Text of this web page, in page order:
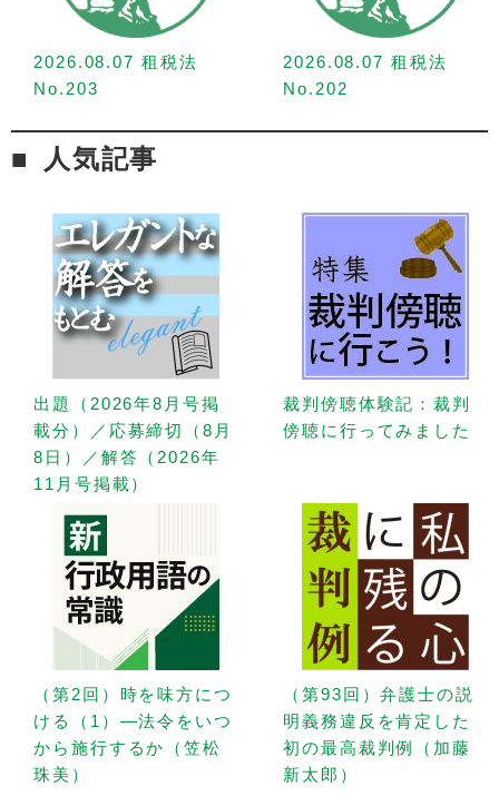
2026.08.07 租税法
No.203
2026.08.07 租税法
No.202
人気記事
出題（2026年8月号掲
載分）／応募締切（8月
8日）／解答（2026年
11月号掲載）
裁判傍聴体験記：裁判
傍聴に行ってみました
（第2回）時を味方につ
ける（1）—法令をいつ
から施行するか（笠松
珠美）
（第93回）弁護士の説
明義務違反を肯定した
初の最高裁判例（加藤
新太郎）